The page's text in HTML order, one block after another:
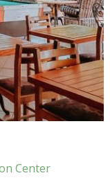
Center